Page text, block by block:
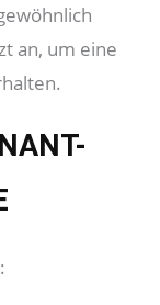
an, um eine